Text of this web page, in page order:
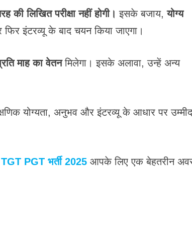
की लिखित परीक्षा नहीं होगी। इसके बजाय,योग्य
इंटरव्यू के बाद चयन किया जाएगा।
माह का वेतनमिलेगा। इसके अलावा, उन्हें अन्य
योग्यता, अनुभव और इंटरव्यू के आधार पर
TGT PGT भर्ती 2025 आपके लिए एक बेहतरीन